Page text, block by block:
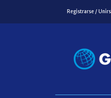
Registrarse /